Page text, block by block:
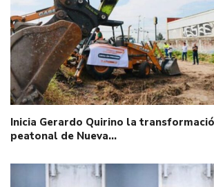
Inicia Gerardo Quirino la
peatonal de Nueva…